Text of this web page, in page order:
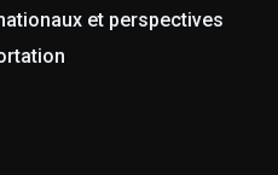
et perspectives